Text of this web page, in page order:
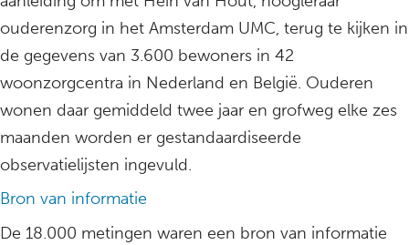
ouderenzorg in het Amsterdam UMC, terug te kijken in
de gegevens van 3.600 bewoners in 42
woonzorgcentra in Nederland en België. Ouderen
wonen daar gemiddeld twee jaar en grofweg elke zes
maanden worden er gestandaardiseerde
observatielijsten ingevuld.
Bron van informatie
De 18.000 metingen waren een bron van informatie